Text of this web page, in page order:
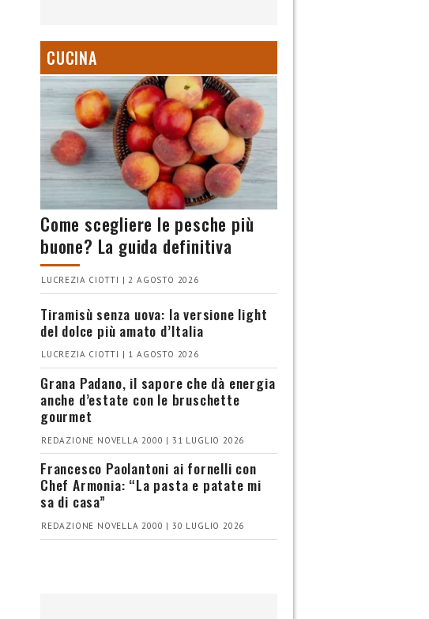
CUCINA
Come scegliere le pesche più
buone? La guida definitiva
LUCREZIA CIOTTI | 2 AGOSTO 2026
Tiramisù senza uova: la versione light
del dolce più amato d’Italia
LUCREZIA CIOTTI | 1 AGOSTO 2026
Grana Padano, il sapore che dà energia
anche d’estate con le bruschette
gourmet
REDAZIONE NOVELLA 2000 | 31 LUGLIO 2026
Francesco Paolantoni ai fornelli con
Chef Armonia: “La pasta e patate mi
sa di casa”
REDAZIONE NOVELLA 2000 | 30 LUGLIO 2026